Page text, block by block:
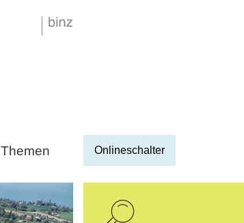
Themen Onlineschalter
Suche